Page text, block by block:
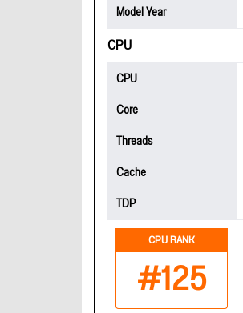
Model Year
CPU
CPU
Core
Threads
Cache
TDP
CPU RANK
#125